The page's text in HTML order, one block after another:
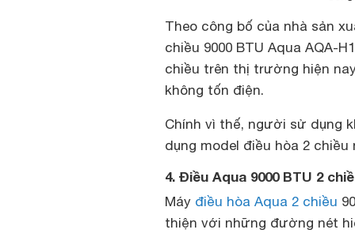
Theo công bố của nhà sản
chiều 9000 BTU Aqua AQA-
chiều trên thị trường hiện
không tốn điện.
Chính vì thế, người sử dụng
dụng model điều hòa 2 chiều
4. Điều Aqua 9000 BTU 2
Máy điều hòa Aqua 2 chiều
thiện với những đường nét